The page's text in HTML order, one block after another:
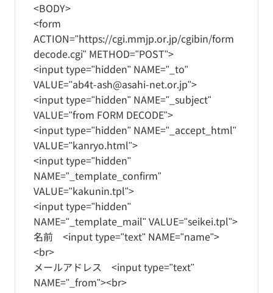
<BODY>
<form
ACTION="https://cgi.mmjp.or.jp/cgibin/form
decode.cgi" METHOD="POST">
<input type="hidden" NAME="_to"
VALUE="ab4t-ash@asahi-net.or.jp">
<input type="hidden" NAME="_subject"
VALUE="from FORM DECODE">
<input type="hidden" NAME="_accept_html"
VALUE="kanryo.html">
<input type="hidden"
NAME="_template_confirm"
VALUE="kakunin.tpl">
<input type="hidden"
NAME="_template_mail" VALUE="seikei.tpl">
名前 <input type="text" NAME="name">
<br>
メールアドレス <input type="text"
NAME="_from"><br>